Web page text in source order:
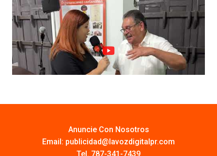
Anuncie Con Nosotros
Email: publicidad@lavozdigitalpr.com
Tel. 787-341-7439